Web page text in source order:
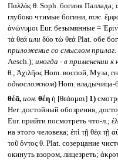
Παλλὰς θ. Soph. богиня Паллада;
глубоко чтимые богини, тж.
ἀνώνυμοι Eur. безымянные =
τὰ θεά или δύο τὼ θεά Plat. обе
приложение со смыслом прилаг.
Aesch.); иногда - в применении
θ., Ἀχιλῆος Hom. воспой, Муза,
односложном) Hom. владычица-
θέᾱ, ион. θέηἡ [θεάομαι] 1)
Her. достойный обозрения,
Eur. прийти посмотреть что-л.;
на этого человека; ἐπὶ τῇ θέᾳ τῇ
τοῦ ὄντος θ. Plat. созерцание
окинуть взором, лицезреть;